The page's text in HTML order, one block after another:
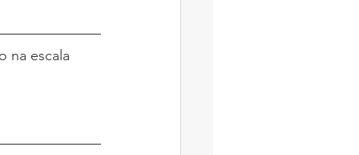
na escala